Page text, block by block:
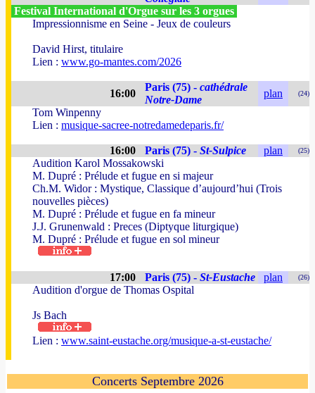
Festival International d'Orgue sur les 3 orgues
Impressionnisme en Seine - Jeux de couleurs
David Hirst, titulaire
Lien : www.go-mantes.com/2026
16:00
Paris (75) - cathédrale
Notre-Dame
plan (24)
Tom Winpenny
Lien : musique-sacree-notredamedeparis.fr/
16:00 Paris (75) - St-Sulpice plan (25)
Audition Karol Mossakowski
M. Dupré : Prélude et fugue en si majeur
Ch.M. Widor : Mystique, Classique d’aujourd’hui (Trois
nouvelles pièces)
M. Dupré : Prélude et fugue en fa mineur
J.J. Grunenwald : Preces (Diptyque liturgique)
M. Dupré : Prélude et fugue en sol mineur
17:00 Paris (75) - St-Eustache plan (26)
Audition d'orgue de Thomas Ospital
Js Bach
Lien : www.saint-eustache.org/musique-a-st-eustache/
Concerts Septembre 2026